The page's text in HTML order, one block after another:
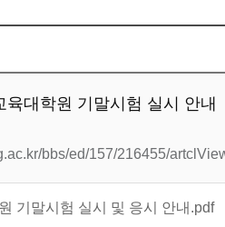
대학원 기말시험 실시 안내
bbs/ed/157/216455/
기말시험 실시 및 응시 안내.pdf